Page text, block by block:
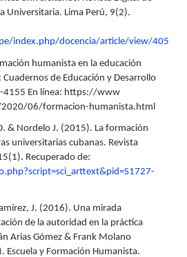
Universitaria. Lima Perú, 9(2).
index.php/docencia/article/view/405
humanista en la educación
de Educación y Desarrollo
4155 En línea: https://www
06/formacion-humanista.html
& Nordelo J. (2015). La formación
universitarias cubanas. Revista
Recuperado de:
J. (2016). Una mirada
de la autoridad en la práctica
Arias Gómez & Frank Molano
Escuela y Formación Humanista.